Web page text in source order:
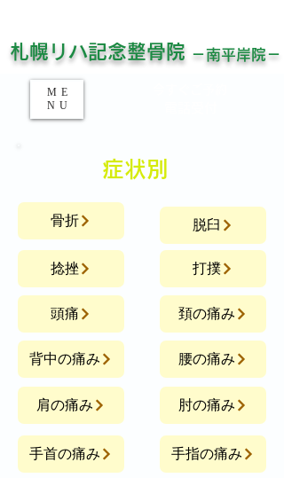
​札幌リハ記念整骨院 －南平岸院－
ME
NU
​症状別
骨折
捻挫
頭痛
背中の痛み
肩の痛み
手首の痛み
脱臼
打撲
頚の痛み
腰の痛み
肘の痛み
手指の痛み